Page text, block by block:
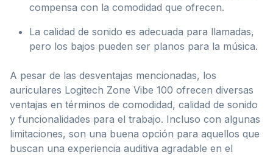
compensa con la comodidad que ofrecen.
La calidad de sonido es adecuada para llamadas,
pero los bajos pueden ser planos para la música.
A pesar de las desventajas mencionadas, los
auriculares Logitech Zone Vibe 100 ofrecen diversas
ventajas en términos de comodidad, calidad de sonido
y funcionalidades para el trabajo. Incluso con algunas
limitaciones, son una buena opción para aquellos que
buscan una experiencia auditiva agradable en el